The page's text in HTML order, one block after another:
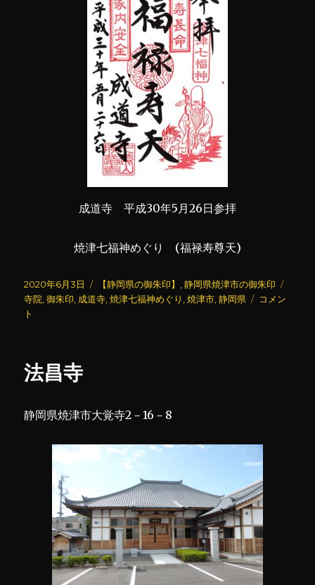
成道寺 平成30年5月26日参拝
焼津七福神めぐり (福禄寿尊天)
投
稿
日:
2020年6月3日
カ
テ
【静岡県の御朱印】 ,静岡県焼津市の御朱印
寺院 ,御朱印 成道寺 ,焼津七福神めぐり ,焼津市 ,静岡県
成
コメン
ト
法昌寺
静岡県焼津市大覚寺2－16－8